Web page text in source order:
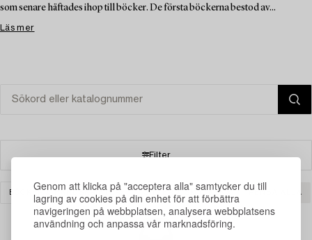
Genom att klicka på "acceptera alla" samtycker du till
lagring av cookies på din enhet för att förbättra
navigeringen på webbplatsen, analysera webbplatsens
användning och anpassa vår marknadsföring.
som senare häftades ihop till böcker. De första böckerna bestod av...
Läs mer
Filter
BÖCKER & HANDSKRIFTER SILVER & SMYCKEN RENSA ALLA